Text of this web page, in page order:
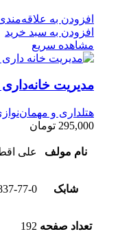
افزودن به
افزودن به سبد خرید
مشاهده سریع
مدیریت
هتلداری و
295,000 تومان
نام مولف علی
شابک 77-0
تعداد صفحه 192